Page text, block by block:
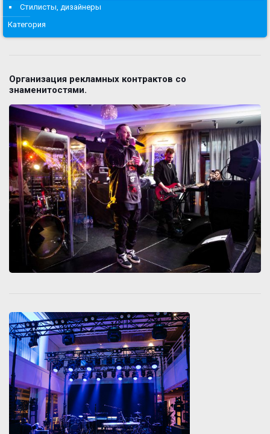
Стилисты, дизайнеры
Категория
Организация рекламных контрактов со
знаменитостями.